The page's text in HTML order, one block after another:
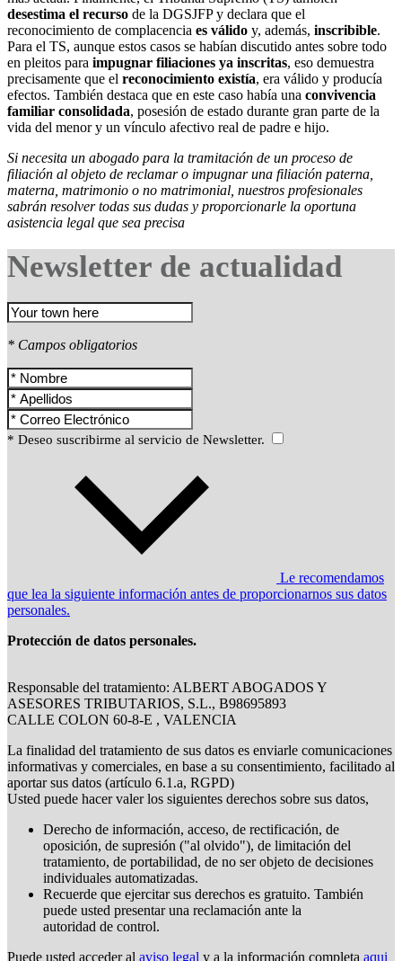
desestima el recurso de la DGSJFP y declara que el
reconocimiento de complacencia es válido y, además, inscribible.
Para el TS, aunque estos casos se habían discutido antes sobre todo
en pleitos para impugnar filiaciones ya inscritas, eso demuestra
precisamente que el reconocimiento existía, era válido y producía
efectos. También destaca que en este caso había una convivencia
familiar consolidada, posesión de estado durante gran parte de la
vida del menor y un vínculo afectivo real de padre e hijo.
Si necesita un abogado para la tramitación de un proceso de
filiación al objeto de reclamar o impugnar una filiación paterna,
materna, matrimonio o no matrimonial, nuestros profesionales
sabrán resolver todas sus dudas y proporcionarle la oportuna
asistencia legal que sea precisa
Newsletter de actualidad
* Campos obligatorios
* Deseo suscribirme al servicio de Newsletter.
Le recomendamos
que lea la siguiente información antes de proporcionarnos sus datos
personales.
Protección de datos personales.
Responsable del tratamiento: ALBERT ABOGADOS Y
ASESORES TRIBUTARIOS, S.L., B98695893
CALLE COLON 60-8-E , VALENCIA
La finalidad del tratamiento de sus datos es enviarle comunicaciones
informativas y comerciales, en base a su consentimiento, facilitado al
aportar sus datos (artículo 6.1.a, RGPD)
Usted puede hacer valer los siguientes derechos sobre sus datos,
Derecho de información, acceso, de rectificación, de
oposición, de supresión ("al olvido"), de limitación del
tratamiento, de portabilidad, de no ser objeto de decisiones
individuales automatizadas.
Recuerde que ejercitar sus derechos es gratuito. También
puede usted presentar una reclamación ante la
autoridad de control.
Puede usted acceder al aviso legal y a la información completa aqui